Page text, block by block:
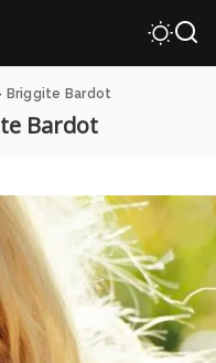
Briggite Bardot
Bardot